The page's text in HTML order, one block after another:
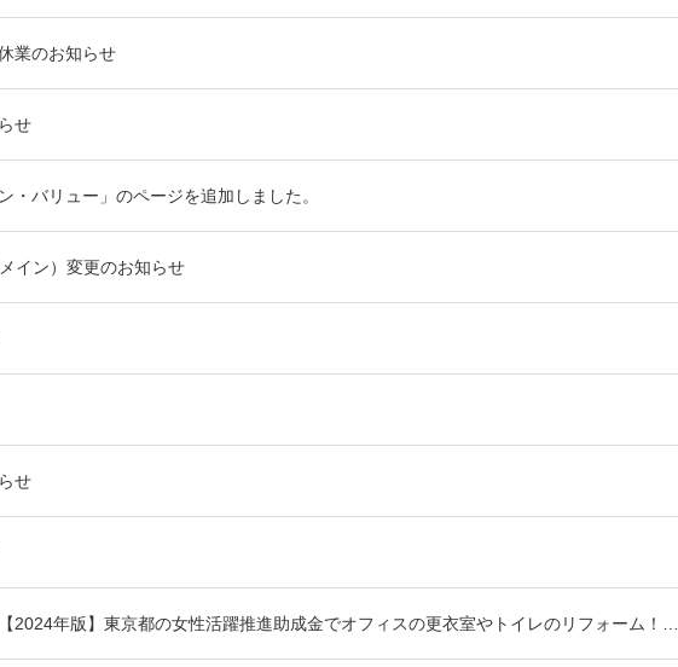
業のお知らせ
せ
・バリュー」のページを追加しました。
イン）変更のお知らせ
せ
2024年版】東京都の女性活躍推進助成金でオフィスの更衣室やトイレのリフォーム！…